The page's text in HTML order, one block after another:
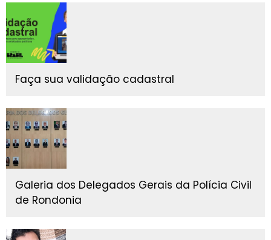
Faça sua validação cadastral
Galeria dos Delegados Gerais da Polícia Civil
de Rondonia